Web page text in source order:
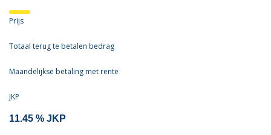
Prijs
Totaal terug te betalen bedrag
Maandelijkse betaling met rente
JKP